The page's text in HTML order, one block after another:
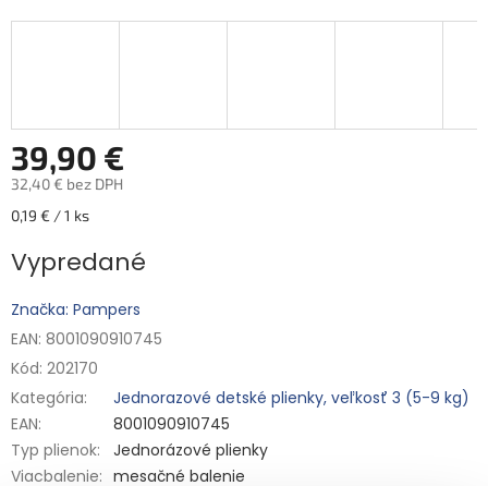
39,90 €
32,40 € bez DPH
Jednotková
0,19 € / 1 ks
Vypredané
Značka: Pampers
EAN: 8001090910745
Kód: 202170
Kategória:
Jednorazové detské plienky, veľkosť 3 (5-9 kg)
EAN:
8001090910745
Typ plienok:
Jednorázové plienky
Viacbalenie: mesačné balenie